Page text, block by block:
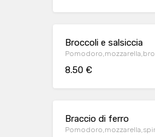
Broccoli e salsiccia
8.50 €
Braccio di ferro